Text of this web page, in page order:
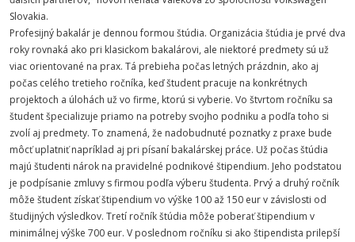
Slovakia.
Profesijný bakalár je dennou formou štúdia. Organizácia štúdia je prvé dva
roky rovnaká ako pri klasickom bakalárovi, ale niektoré predmety sú už
viac orientované na prax. Tá prebieha počas letných prázdnin, ako aj
počas celého tretieho ročníka, keď študent pracuje na konkrétnych
projektoch a úlohách už vo firme, ktorú si vyberie. Vo štvrtom ročníku sa
študent špecializuje priamo na potreby svojho podniku a podľa toho si
zvolí aj predmety. To znamená, že nadobudnuté poznatky z praxe bude
môcť uplatniť napríklad aj pri písaní bakalárskej práce. Už počas štúdia
majú študenti nárok na pravidelné podnikové štipendium. Jeho podstatou
je podpísanie zmluvy s firmou podľa výberu študenta. Prvý a druhý ročník
môže študent získať štipendium vo výške 100 až 150 eur v závislosti od
študijných výsledkov. Tretí ročník štúdia môže poberať štipendium v
minimálnej výške 700 eur. V poslednom ročníku si ako štipendista prilepší